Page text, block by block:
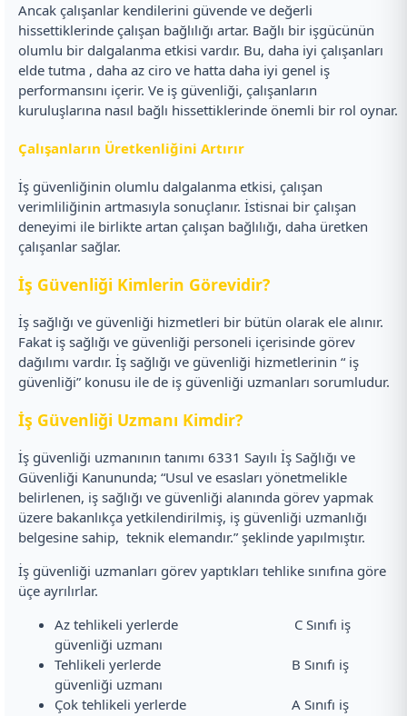
Ancak çalışanlar kendilerini güvende ve değerli
hissettiklerinde çalışan bağlılığı artar. Bağlı bir işgücünün
olumlu bir dalgalanma etkisi vardır. Bu, daha iyi çalışanları
elde tutma , daha az ciro ve hatta daha iyi genel iş
performansını içerir. Ve iş güvenliği, çalışanların
kuruluşlarına nasıl bağlı hissettiklerinde önemli bir rol oynar.
Çalışanların Üretkenliğini Artırır
İş güvenliğinin olumlu dalgalanma etkisi, çalışan
verimliliğinin artmasıyla sonuçlanır. İstisnai bir çalışan
deneyimi ile birlikte artan çalışan bağlılığı, daha üretken
çalışanlar sağlar.
İş Güvenliği Kimlerin Görevidir?
İş sağlığı ve güvenliği hizmetleri bir bütün olarak ele alınır.
Fakat iş sağlığı ve güvenliği personeli içerisinde görev
dağılımı vardır. İş sağlığı ve güvenliği hizmetlerinin “ iş
güvenliği” konusu ile de iş güvenliği uzmanları sorumludur.
İş Güvenliği Uzmanı Kimdir?
İş güvenliği uzmanının tanımı 6331 Sayılı İş Sağlığı ve
Güvenliği Kanununda; “Usul ve esasları yönetmelikle
belirlenen, iş sağlığı ve güvenliği alanında görev yapmak
üzere bakanlıkça yetkilendirilmiş, iş güvenliği uzmanlığı
belgesine sahip, teknik elemandır.” şeklinde yapılmıştır.
İş güvenliği uzmanları görev yaptıkları tehlike sınıfına göre
üçe ayrılırlar.
Az tehlikeli yerlerde C Sınıfı iş
güvenliği uzmanı
Tehlikeli yerlerde B Sınıfı iş
güvenliği uzmanı
Çok tehlikeli yerlerde A Sınıfı iş